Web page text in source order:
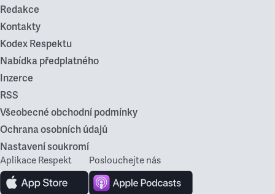
Redakce
Kontakty
Kodex Respektu
Nabídka předplatného
Inzerce
RSS
Všeobecné obchodní podmínky
Ochrana osobních údajů
Nastavení soukromí
Aplikace Respekt Poslouchejte nás